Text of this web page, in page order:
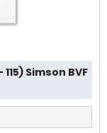
Simson BVF